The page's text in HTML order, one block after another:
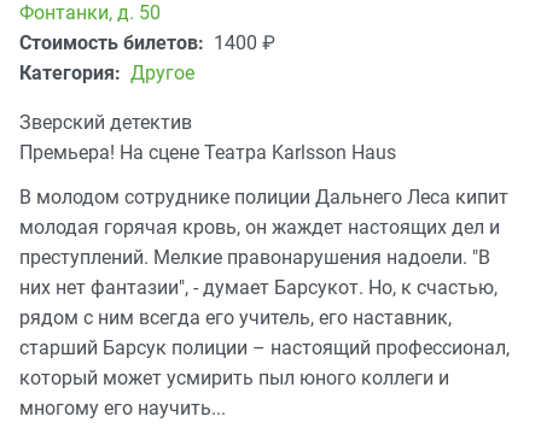
Фонтанки, д. 50
Стоимость билетов: 1400 ₽
Категория: Другое
Зверский детектив
Премьера! На сцене Театра Karlsson Haus
В молодом сотруднике полиции Дальнего Леса кипит
молодая горячая кровь, он жаждет настоящих дел и
преступлений. Мелкие правонарушения надоели. "В
них нет фантазии", - думает Барсукот. Но, к счастью,
рядом с ним всегда его учитель, его наставник,
старший Барсук полиции – настоящий профессионал,
который может усмирить пыл юного коллеги и
многому его научить...